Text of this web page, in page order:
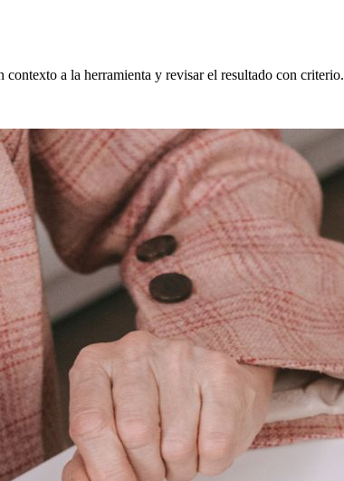
a la herramienta y revisar el resultado con criterio.